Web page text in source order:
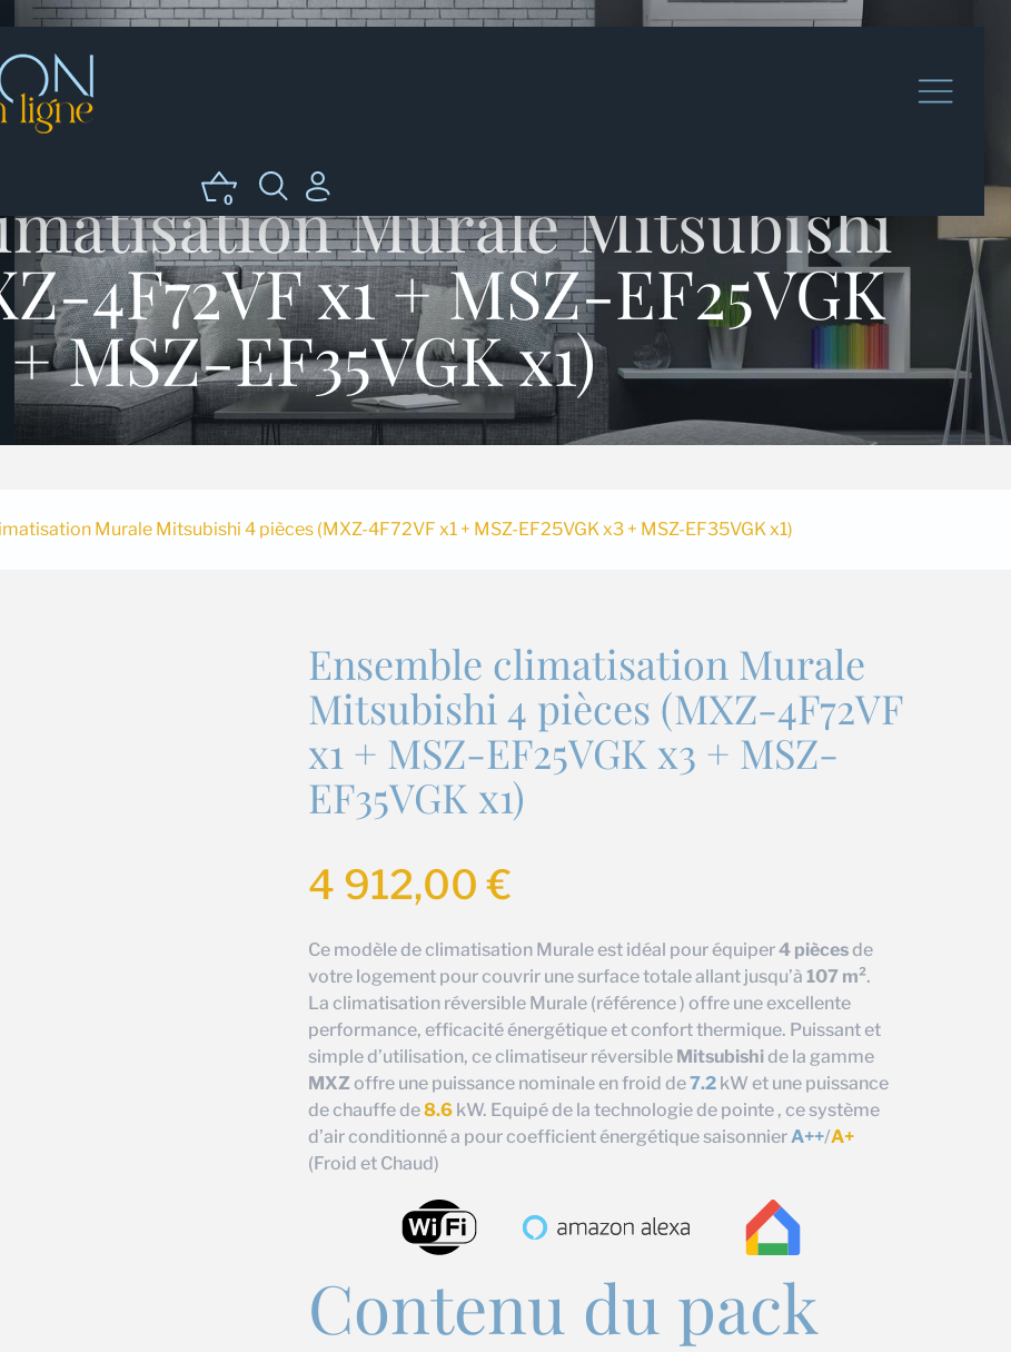
0 Murale Mitsubishi
4F72VF x1 + MSZ-EF25VGK
MSZ-EF35VGK x1)
Murale Mitsubishi 4 pièces (MXZ-4F72VF x1 + MSZ-EF25VGK x3 + MSZ-EF35VGK x1)
Ensemble climatisation Murale
Mitsubishi 4 pièces (MXZ-4F72VF
x1 + MSZ-EF25VGK x3 + MSZ-
EF35VGK x1)
4 912,00€
Ce modèle de climatisation Murale est idéal pour équiper4 piècesde
votre logement pour couvrir une surface totale allant jusqu’à 107 m².
La climatisation réversible Murale (référence ) offre une excellente
performance, efficacité énergétique et confort thermique. Puissant et
simple d’utilisation, ce climatiseur réversible Mitsubishide la gamme
MXZ offre une puissance nominale en froid de7.2 kW et une puissance
de chauffe de8.6 kW. Equipé de la technologie de pointe , ce système
d’air conditionné a pour coefficient énergétique saisonnierA++/A+
(Froid et Chaud)
Contenu du pack